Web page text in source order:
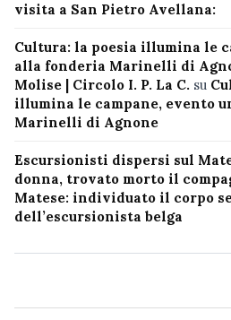
visita a San Pietro Avellana:
Cultura: la poesia illumina le
alla fonderia Marinelli di
Molise | Circolo I. P. La C. su
illumina le campane, evento
Marinelli di Agnone
Escursionisti dispersi sul
donna, trovato morto il
Matese: individuato il corpo
dell’escursionista belga